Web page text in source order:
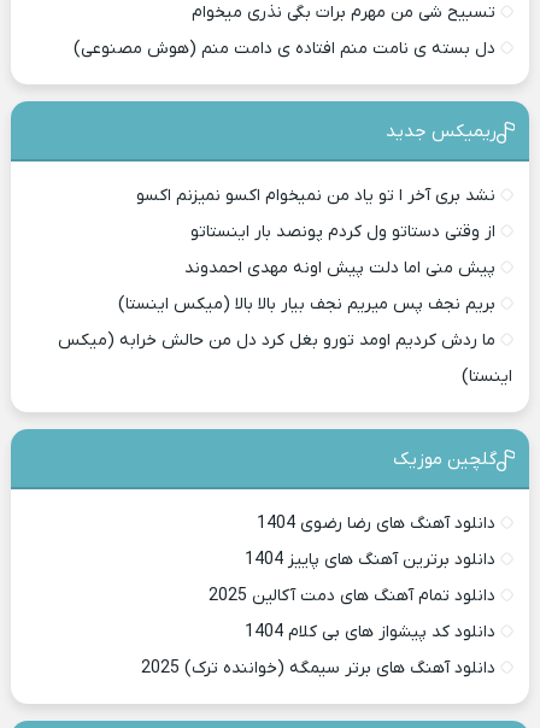
تسبیح شی من مهرم برات بگی نذری میخوام
دل بسته ی نامت منم افتاده ی دامت منم (هوش مصنوعی)
ریمیکس جدید
نشد بری آخر ا تو یاد من نمیخوام اکسو نمیزنم اکسو
از وقتی دستاتو ول کردم پونصد بار اینستاتو
پیش منی اما دلت پیش اونه مهدی احمدوند
بریم نجف پس میریم نجف بیار بالا بالا (میکس اینستا)
ما ردش کردیم اومد تورو بغل کرد دل من حالش خرابه (میکس
اینستا)
گلچین موزیک
دانلود آهنگ های رضا رضوی 1404
دانلود برترین آهنگ های پاییز 1404
دانلود تمام آهنگ های دمت آکالین 2025
دانلود کد پیشواز های بی کلام 1404
دانلود آهنگ های برتر سیمگه (خواننده ترک) 2025